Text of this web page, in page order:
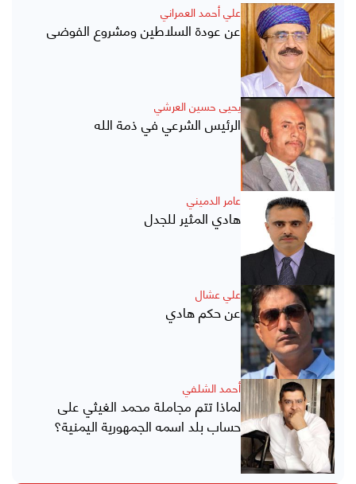
علي أحمد العمراني
عن عودة السلاطين ومشروع الفوضى
يحيى حسين العرشي
الرئيس الشرعي في ذمة الله
عامر الدميني
هادي المثير للجدل
علي عشال
عن حكم هادي
أحمد الشلفي
لماذا تتم مجاملة محمد الغيثي على
حساب بلد اسمه الجمهورية اليمنية؟